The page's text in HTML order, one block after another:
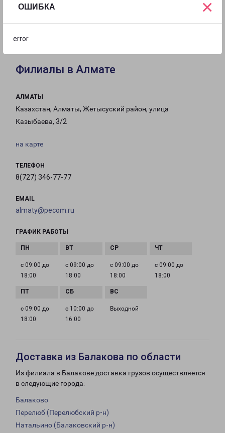
ОШИБКА
error
×
Филиалы в Алмате
АЛМАТЫ
Казахстан, Алматы, Жетысуский район, улица
Казыбаева, 3/2
на карте
ТЕЛЕФОН
8(727) 346-77-77
EMAIL
almaty@pecom.ru
ГРАФИК РАБОТЫ
с 09:00 до
18:00
с 09:00 до
18:00
с 09:00 до
18:00
с 09:00 до
18:00
с 09:00 до
18:00
с 10:00 до
16:00
Выходной
Доставка из Балакова по области
Из филиала в Балакове доставка грузов осуществляется
в следующие города:
Балаково
Перелюб (Перелюбский р-н)
Натальино (Балаковский р-н)